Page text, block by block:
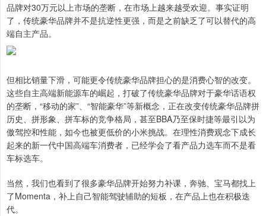
品牌对30万元以上市场的垄断，在市场上越来越受欢迎。事实证明
了，传统豪华品牌并不是抗逆性更强，而是之前缺乏了可以替代的高
端自主产品。
但相比销量下滑，可能更令传统豪华品牌担心的是消费心智的改变。
这些自主高端新能源车的崛起，打破了传统豪华品牌对于豪华话语权
的垄断，“移动的家”、“智能豪华”等新概念，正在改变传统豪华品牌拼
历史、拼形象、拼车标的竞争格局，甚至BBA乃至保时捷等最引以为
傲驾控和性能，如今也被更低价的小米挑战。在理性消费观念下成长
起来的新一代中国高端车消费者，已经学会了看产品力选车而不是看
车标选车。
当然，我们也看到了很多豪华品牌开始努力补课，奔驰、宝马都找上
了Momenta，补上自己智能驾驶辅助的短板，在产品上也在积极迭
代。